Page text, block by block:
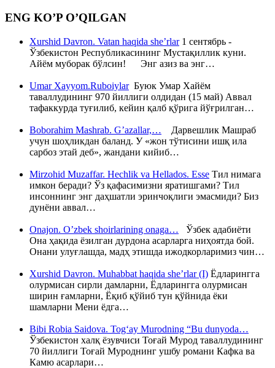
ENG KO’P O’QILGAN
Xurshid Davron. Vatan haqida she’rlar1 сентябрь -
Ўзбекистон Республикасининг Мустақиллик куни.
Айём муборак бўлсин! Энг азиз ва энг…
Umar Xayyom.RuboiylarБуюк Умар Хайём
таваллудининг 970 йиллиги олдидан (15 май) Аввал
тафаккурда туғилиб, кейин қалб қўрига йўғрилган…
Boborahim Mashrab. G’azallar,… Дарвешлик Машраб
учун шоҳликдан баланд. У «жон тўтисини ишқ ила
сарбоз этай деб», жандани кийиб…
Mirzohid Muzaffar. Hechlik va Hellados. Esse Тил нимага
имкон беради? Ўз қафасимизни яратишгами? Тил
инсоннинг энг даҳшатли эринчоқлиги эмасмиди? Биз
дунёни аввал…
Onajon. O’zbek shoirlarining onaga… Ўзбек адабиёти
Она ҳақида ёзилган дурдона асарларга ниҳоятда бой.
Онани улуғлашда, мадҳ этишда ижодкорларимиз чин…
Xurshid Davron. Muhabbat haqida she’rlar (I) Ёдларингга
олурмисан сирли дамларни, Ёдларингга олурмисан
ширин ғамларни, Ёқиб қўйиб тун қўйнида ёки
шамларни Мени ёдга…
Bibi Robia Saidova. Tog‘ay Murodning “Bu dunyoda…
Ўзбекистон халқ ёзувчиси Тоғай Мурод таваллудининг
70 йиллиги Тоғай Муроднинг ушбу романи Кафка ва
Камю асарлари…